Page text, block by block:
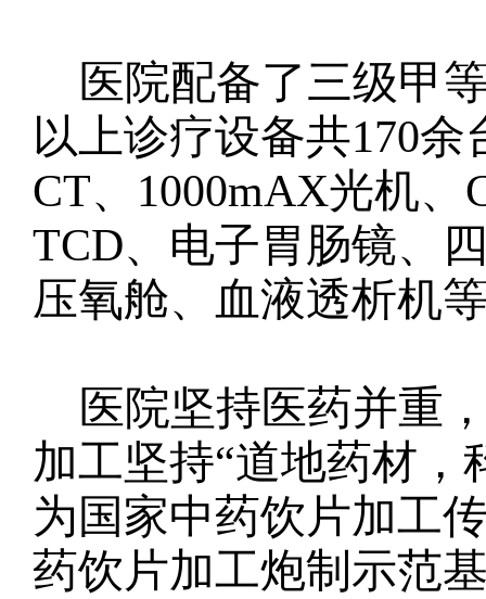
医院配备了三级甲
以上诊疗设备共170
CT、1000mAX光机
TCD、电子胃肠镜、
压氧舱、血液透析机
医院坚持医药并重
加工坚持“道地药材，
为国家中药饮片加工
药饮片加工炮制示范